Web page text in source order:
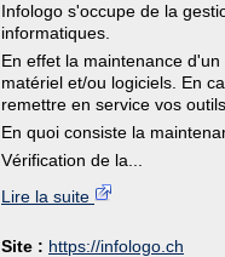
Infologo s'occupe de la
informatiques.
En effet la maintenance
matériel et/ou logiciels. En
remettre en service vos
En quoi consiste la
Vérification de la...
Lire la suite
Site : https://infologo.ch